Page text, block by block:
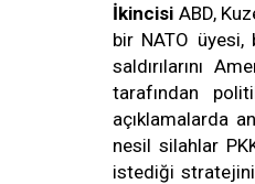
İkincisi ABD,
bir NATO üyesi,
saldırılarını
tarafından
açıklamalarda
nesil silahlar
istediği